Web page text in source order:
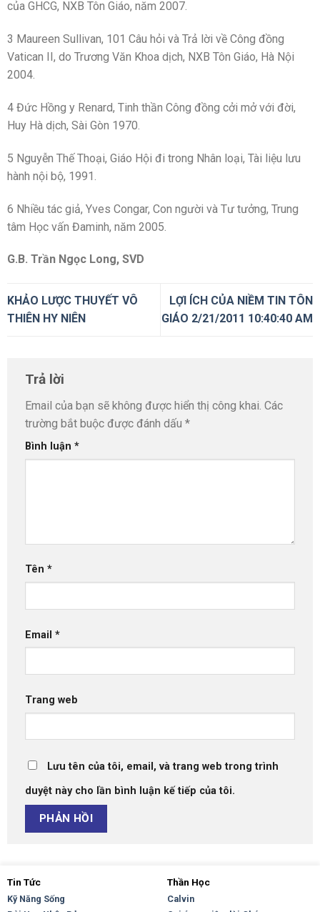
của GHCG, NXB Tôn Giáo, năm 2007.
3 Maureen Sullivan, 101 Câu hỏi và Trả lời về Công đồng
Vatican II, do Trương Văn Khoa dịch, NXB Tôn Giáo, Hà Nội
2004.
4 Đức Hồng y Renard, Tinh thần Công đồng cởi mở với đời,
Huy Hà dịch, Sài Gòn 1970.
5 Nguyễn Thế Thoại, Giáo Hội đi trong Nhân loại, Tài liệu lưu
hành nội bộ, 1991.
6 Nhiều tác giả, Yves Congar, Con người và Tư tưởng, Trung
tâm Học vấn Đaminh, năm 2005.
G.B. Trần Ngọc Long, SVD
KHẢO LƯỢC THUYẾT VÔ
THIÊN HY NIÊN
LỢI ÍCH CỦA NIỀM TIN TÔN
GIÁO 2/21/2011 10:40:40 AM
Trả lời
Email của bạn sẽ không được hiển thị công khai. Các
trường bắt buộc được đánh dấu *
Bình luận *
Tên *
Email *
Trang web
Lưu tên của tôi, email, và trang web trong trình
duyệt này cho lần bình luận kế tiếp của tôi.
Tin Tức
Kỹ Năng Sống
Thần Học
Calvin